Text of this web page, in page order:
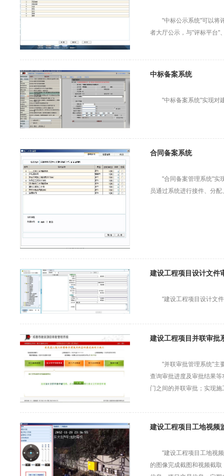
"中标公示系统"可以将
者大厅公示，与"评标平台"
中标备案系统
"中标备案系统"实现对
合同备案系统
"合同备案管理系统"实
员通过系统进行接件、分
建设工程项目设计文件
"建设工程项目设计文
建设工程项目并联审批
"并联审批管理系统"主
查询审批进度及审批结果
门之间的并联审批；实现
建设工程项目工地视频
"建设工程项目工地视
的图像完成截图和视频截